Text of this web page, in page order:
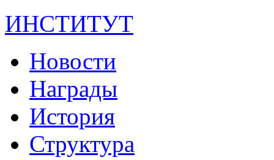
ИНСТИТУТ
Новости
Награды
История
Структура